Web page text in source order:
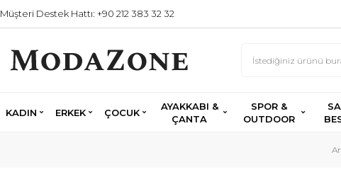
Müşteri Destek Hattı: +90 212 383 32 32
KADIN ERKEK ÇOCUK
AYAKKABI &
ÇANTA
SPOR &
OUTDOOR